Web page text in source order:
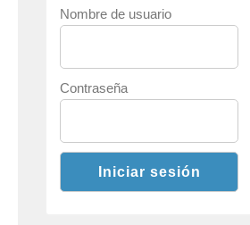
Nombre de usuario
Contraseña